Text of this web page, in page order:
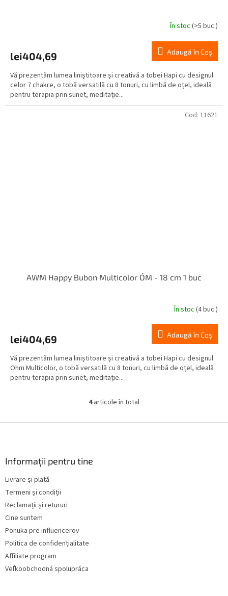
În stoc (>5 buc.)
lei404,69 Adaugă în Coş
Vă prezentăm lumea liniștitoare și creativă a tobei Hapi cu designul
celor 7 chakre, o tobă versatilă cu 8 tonuri, cu limbă de oțel, ideală
pentru terapia prin sunet, meditație...
AWM Happy Bubon Multicolor ÓM - 18 cm 1 buc
În stoc (4 buc.)
lei404,69 Adaugă în Coş
Vă prezentăm lumea liniștitoare și creativă a tobei Hapi cu designul
Ohm Multicolor, o tobă versatilă cu 8 tonuri, cu limbă de oțel, ideală
pentru terapia prin sunet, meditație...
Cod: 11621
C
n
4articole în total
Informații pentru tine
Livrare și plată
Termeni și condiții
Reclamații și retururi
Cine suntem
Ponuka pre influencerov
Politica de confidențialitate
Affiliate program
Veľkoobchodná spolupráca